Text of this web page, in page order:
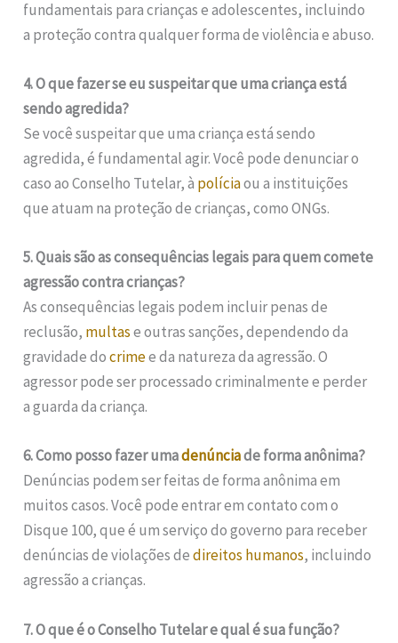
fundamentais para crianças e adolescentes, incluindo
a proteção contra qualquer forma de violência e abuso.
4. O que fazer se eu suspeitar que uma criança está
sendo agredida?
Se você suspeitar que uma criança está sendo
agredida, é fundamental agir. Você pode denunciar o
caso ao Conselho Tutelar, à políciaou a instituições
que atuam na proteção de crianças, como ONGs.
5. Quais são as consequências legais para quem comete
agressão contra crianças?
As consequências legais podem incluir penas de
reclusão, multase outras sanções, dependendo da
gravidade docrimee da natureza da agressão. O
agressor pode ser processado criminalmente e perder
a guarda da criança.
6. Como posso fazer umadenúnciade forma anônima?
Denúncias podem ser feitas de forma anônima em
muitos casos. Você pode entrar em contato com o
Disque 100, que é um serviço do governo para receber
denúncias de violações dedireitos humanos, incluindo
agressão a crianças.
7. O que é o Conselho Tutelar e qual é sua função?